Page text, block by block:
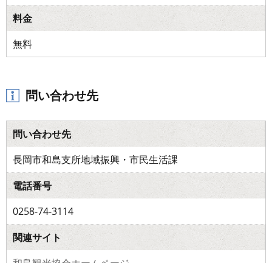
料金
無料
問い合わせ先
問い合わせ先
長岡市和島支所地域振興・市民生活課
電話番号
0258-74-3114
関連サイト